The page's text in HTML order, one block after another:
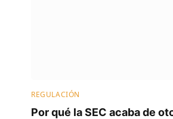
REGULACIÓN
Por qué la SEC acaba de